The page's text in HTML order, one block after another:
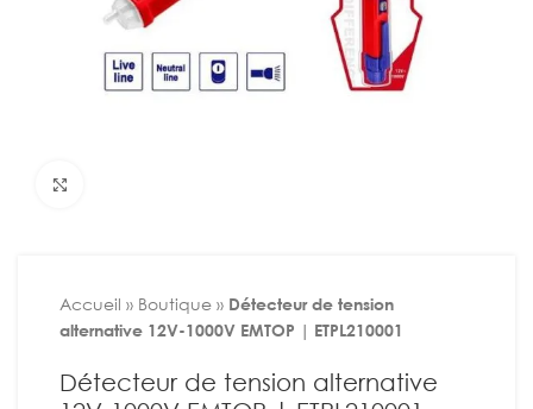
Accueil » Boutique » Détecteur de tension
alternative 12V-1000V EMTOP | ETPL210001
Détecteur de tension alternative